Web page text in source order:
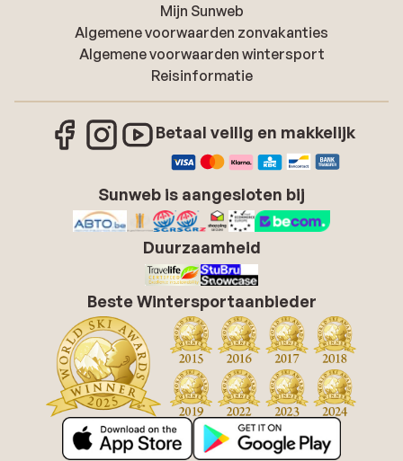
Mijn Sunweb
Algemene voorwaarden zonvakanties
Algemene voorwaarden wintersport
Reisinformatie
Betaal veilig en makkelijk
Sunweb is aangesloten bij
Duurzaamheid
Beste Wintersportaanbieder